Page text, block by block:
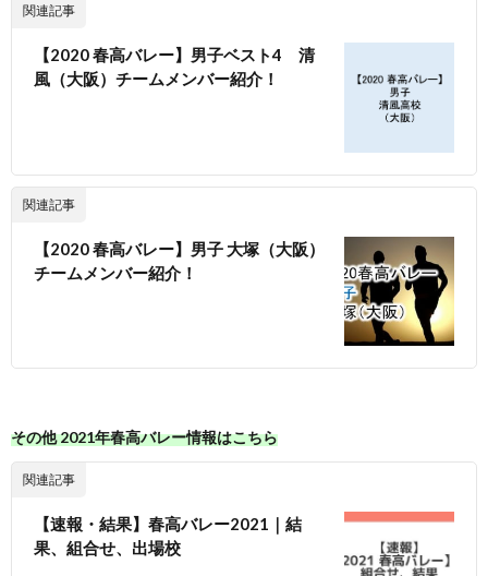
関連記事
【2020 春高バレー】男子ベスト4 清
風（大阪）チームメンバー紹介！
関連記事
【2020 春高バレー】男子 大塚（大阪）
チームメンバー紹介！
その他 2021年春高バレー情報はこちら
関連記事
【速報・結果】春高バレー2021｜結
果、組合せ、出場校